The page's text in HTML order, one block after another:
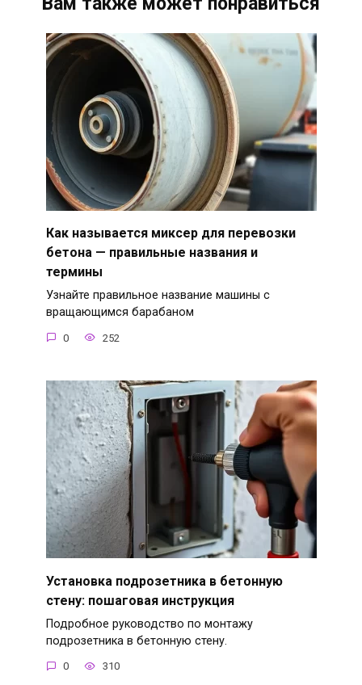
Как называется миксер для перевозки
бетона — правильные названия и
термины
Узнайте правильное название машины с
вращающимся барабаном
0 252
Установка подрозетника в бетонную
стену: пошаговая инструкция
Подробное руководство по монтажу
подрозетника в бетонную стену.
0 310